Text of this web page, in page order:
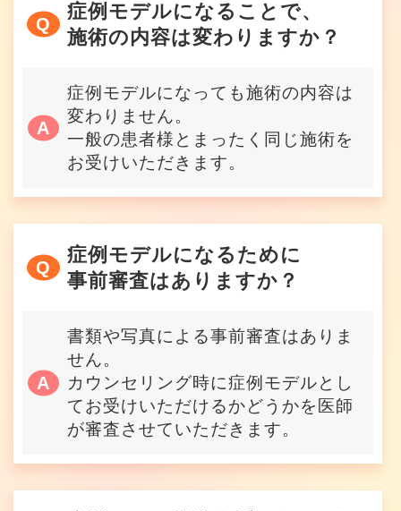
症例モデルになることで、
施術の内容は変わりますか？
症例モデルになっても施術の内容は
変わりません。
一般の患者様とまったく同じ施術を
お受けいただきます。
症例モデルになるために
事前審査はありますか？
書類や写真による事前審査はありま
せん。
カウンセリング時に症例モデルとし
てお受けいただけるかどうかを医師
が審査させていただきます。